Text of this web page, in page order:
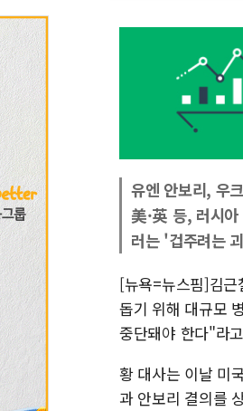
유엔 안보리, 우
美·英 등, 러시
러는 '겁주려는
[뉴욕=뉴스핌]김
돕기 위해 대규모
중단돼야 한다"라
황 대사는 이날 미
과 안보리 결의를